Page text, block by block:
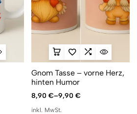
Gnom Tasse – vorne Herz,
hinten Humor
8,90 €–9,90 €
inkl. MwSt.